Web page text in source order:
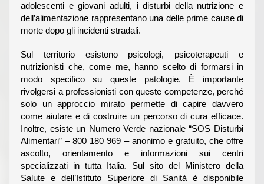
adolescenti e giovani adulti, i disturbi della nutrizione e
dell’alimentazione rappresentano una delle prime cause di
morte dopo gli incidenti stradali.
Sul territorio esistono psicologi, psicoterapeuti e
nutrizionisti che, come me, hanno scelto di formarsi in
modo specifico su queste patologie. È importante
rivolgersi a professionisti con queste competenze, perché
solo un approccio mirato permette di capire davvero
come aiutare e di costruire un percorso di cura efficace.
Inoltre, esiste un Numero Verde nazionale “SOS Disturbi
Alimentari” – 800 180 969 – anonimo e gratuito, che offre
ascolto, orientamento e informazioni sui centri
specializzati in tutta Italia. Sul sito del Ministero della
Salute e dell’Istituto Superiore di Sanità è disponibile